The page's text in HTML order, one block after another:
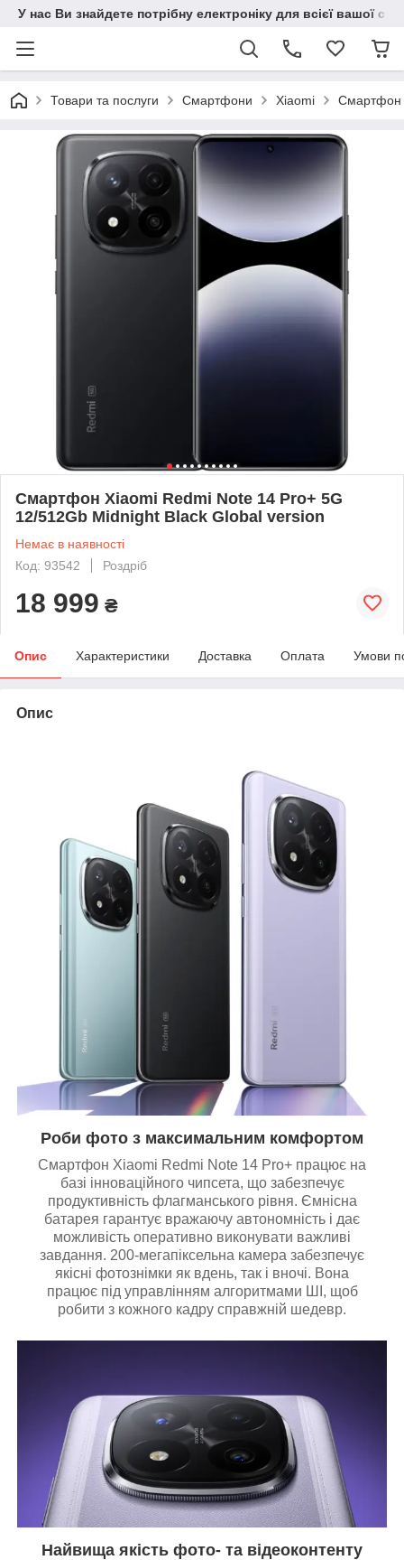
У нас Ви знайдете потрібну електроніку для всієї вашої
Товари та послуги Смартфони Xiaomi Смартфон
Смартфон Xiaomi Redmi Note 14 Pro+ 5G
12/512Gb Midnight Black Global version
Немає в наявності
Код: 93542
Роздріб
18 999 ₴
Опис Характеристики Доставка Оплата Умови
Опис
Роби фото з максимальним комфортом
Смартфон Xiaomi Redmi Note 14 Pro+ працює на
базі інноваційного чипсета, що забезпечує
продуктивність флагманського рівня. Ємнісна
батарея гарантує вражаючу автономність і дає
можливість оперативно виконувати важливі
завдання. 200-мегапіксельна камера забезпечує
якісні фотознімки як вдень, так і вночі. Вона
працює під управлінням алгоритмами ШІ, щоб
робити з кожного кадру справжній шедевр.
Найвища якість фото- та відеоконтенту